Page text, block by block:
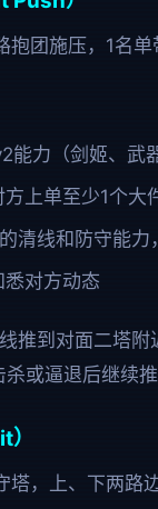
抱团施压，1名
能力（剑姬、武
上单至少1个大
清线和防守能力
对方动态
推到对面二塔
或逼退后继续推
塔，上、下两路